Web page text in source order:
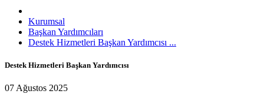
Kurumsal
Başkan Yardımcıları
Destek Hizmetleri Başkan Yardımcısı ...
Destek Hizmetleri Başkan Yardımcısı
07 Ağustos 2025